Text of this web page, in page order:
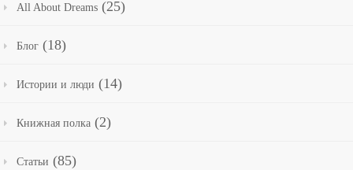
All About Dreams (25)
Блог (18)
Истории и люди (14)
Книжная полка (2)
Статьи (85)